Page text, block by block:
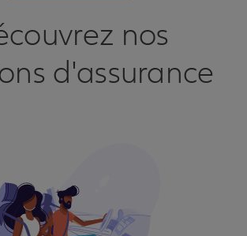
nos
d'assurance